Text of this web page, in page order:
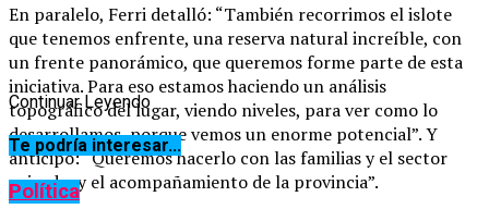
En paralelo, Ferri detalló: “También recorrimos el islote
que tenemos enfrente, una reserva natural increíble, con
un frente panorámico, que queremos forme parte de esta
iniciativa. Para eso estamos haciendo un análisis
topográfico del lugar, viendo niveles, para ver como lo
desarrollamos, porque vemos un enorme potencial”. Y
anticipó: “Queremos hacerlo con las familias y el sector
privado, y el acompañamiento de la provincia”.
Continuar Leyendo
Te podría interesar...
Política